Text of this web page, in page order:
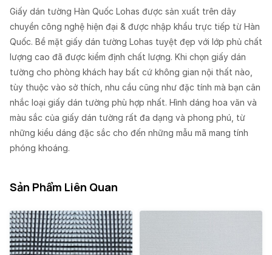
Giấy dán tường Hàn Quốc Lohas được sản xuất trên dây
chuyền công nghệ hiện đại & được nhập khẩu trực tiếp từ Hàn
Quốc. Bề mặt giấy dán tường Lohas tuyệt đẹp với lớp phủ chất
lượng cao đã được kiểm định chất lượng. Khi chọn giấy dán
tường cho phòng khách hay bất cứ không gian nội thất nào,
tùy thuộc vào sở thích, nhu cầu cũng như đặc tính mà bạn cân
nhắc loại giấy dán tường phù hợp nhất. Hình dáng hoa văn và
màu sắc của giấy dán tường rất đa dạng và phong phú, từ
những kiểu dáng đặc sắc cho đến những mẫu mã mang tính
phóng khoáng.
Sản Phẩm Liên Quan